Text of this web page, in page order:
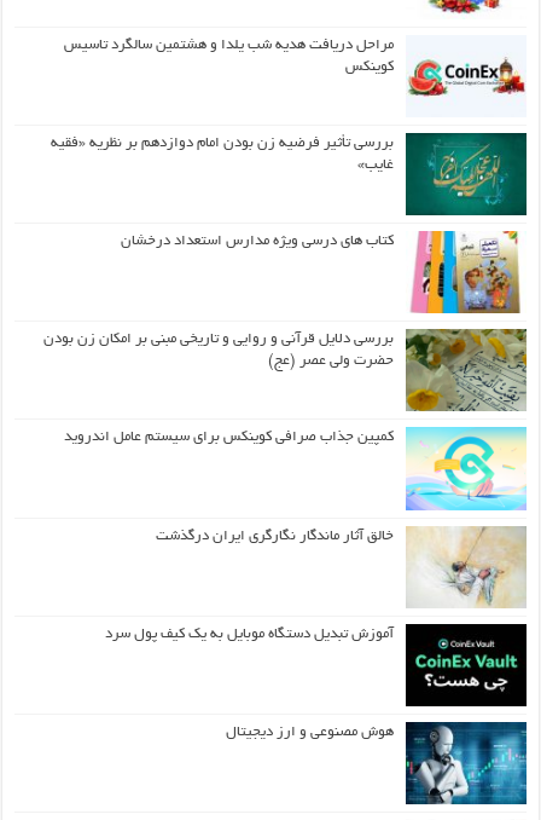
مراحل دریافت هدیه شب یلدا و هشتمین سالگرد تاسیس
کوینکس
بررسی تأثیر فرضیه زن بودن امام دوازدهم بر نظریه «فقیه
غایب»
کتاب های درسی ویژه مدارس استعداد درخشان
بررسی دلایل قرآنی و روایی و تاریخی مبنی بر امکان زن بودن
حضرت ولی عصر (عج)
کمپین جذاب صرافی کوینکس برای سیستم عامل اندروید
خالق آثار ماندگار نگارگری ایران درگذشت
آموزش تبدیل دستگاه موبایل به یک کیف‌ پول سرد
هوش مصنوعی و ارز دیجیتال